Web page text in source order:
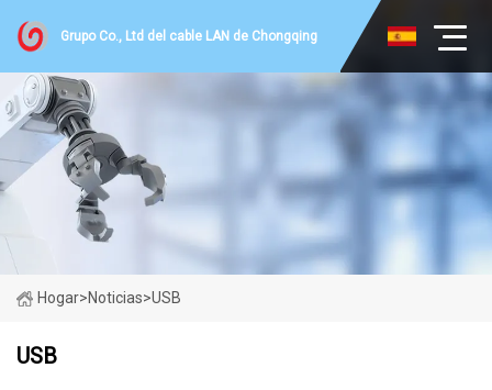
Grupo Co., Ltd del cable LAN de Chongqing
Hogar>Noticias>USB
USB